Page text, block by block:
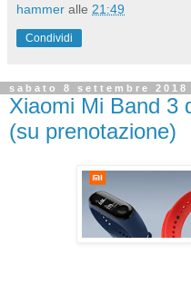
hammer alle 21:49
Condividi
sabato 8 settembre 2018
Xiaomi Mi Band 3
(su prenotazione)